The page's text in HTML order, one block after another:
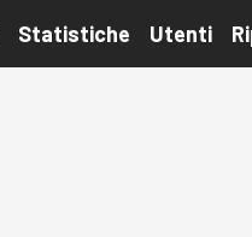
Statistiche Utenti